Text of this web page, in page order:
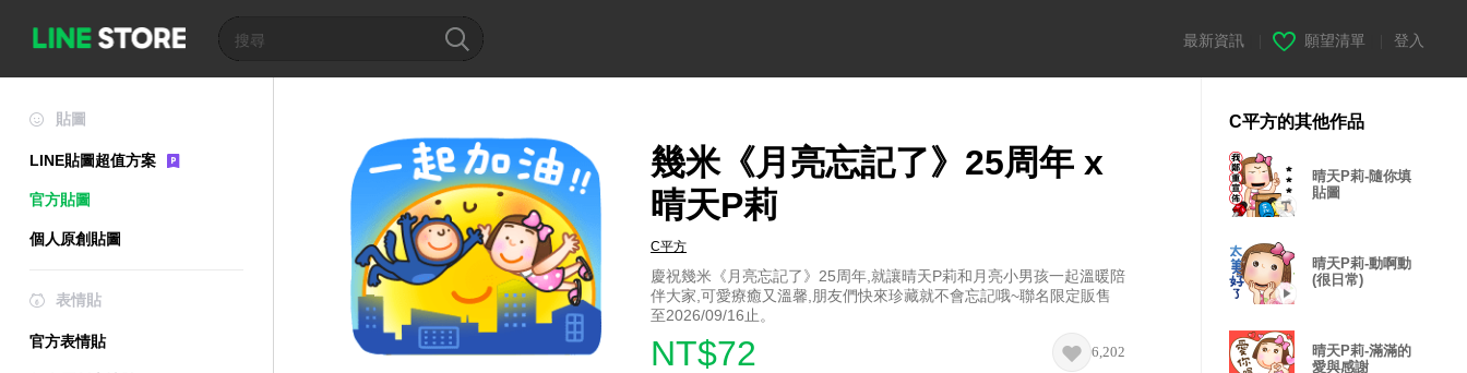
最新資訊 願望清單 登入
貼圖
LINE貼圖超值方案
官方貼圖
個人原創貼圖
表情貼
官方表情貼
幾米《月亮忘記了》25周年 x
晴天P莉
C平方
慶祝幾米《月亮忘記了》25周年,就讓晴天P莉和月亮小男孩一起溫暖陪
伴大家,可愛療癒又溫馨,朋友們快來珍藏就不會忘記哦~聯名限定販售
至2026/09/16止。
NT$72 6,202
C平方的其他作品
晴天P莉-隨你填
貼圖
晴天P莉-動啊動
(很日常)
晴天P莉-滿滿的
愛與感謝